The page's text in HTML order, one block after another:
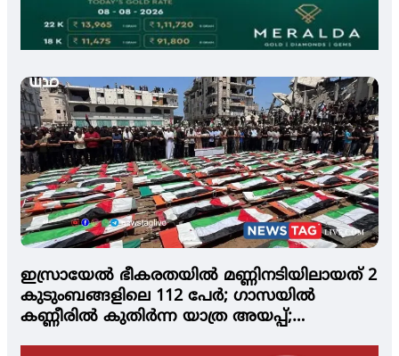
ഇസ്രായേല്‍ ഭീകരതയില്‍ മണ്ണിനടിയിലായത് 2
കുടുംബങ്ങളിലെ 112 പേര്‍; ഗാസയില്‍
കണ്ണീരില്‍ കുതിര്‍ന്ന യാത്ര അയപ്പ്;